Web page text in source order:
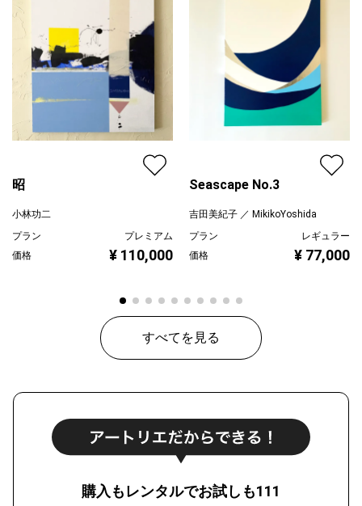
昭
小林功二
プラン
プレミアム
価格
¥ 110,000
Seascape No.3
吉田美紀子 ／ MikikoYoshida
プラン
レギュラー
価格
¥ 77,000
すべてを見る
購入もレンタルでお試しも111